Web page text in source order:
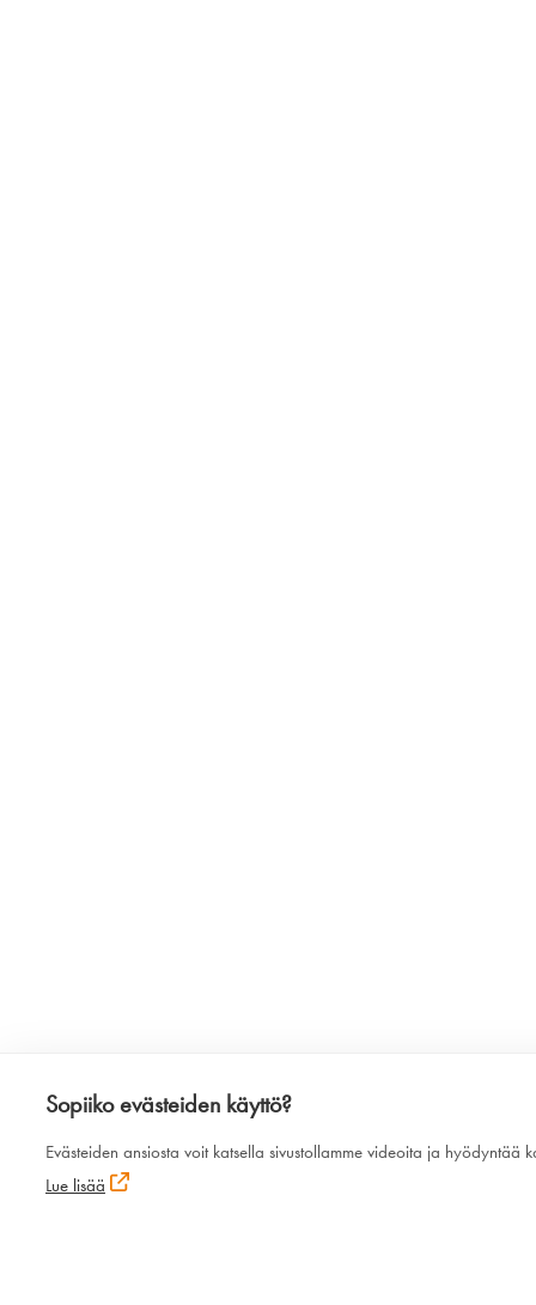
Sopiiko evästeiden käyttö?
Evästeiden ansiosta voit katsella sivustollamme videoita ja hyödyntää
Lue lisää